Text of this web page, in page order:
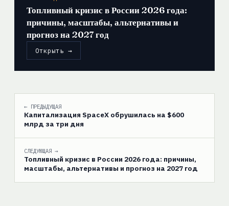
Топливный кризис в России 2026 года:
причины, масштабы, альтернативы и
прогноз на 2027 год
Открыть →
← ПРЕДЫДУЩАЯ
Капитализация SpaceX обрушилась на $600
млрд за три дня
СЛЕДУЮЩАЯ →
Топливный кризис в России 2026 года: причины,
масштабы, альтернативы и прогноз на 2027 год